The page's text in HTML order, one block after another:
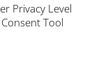
Privacy Level
Tool